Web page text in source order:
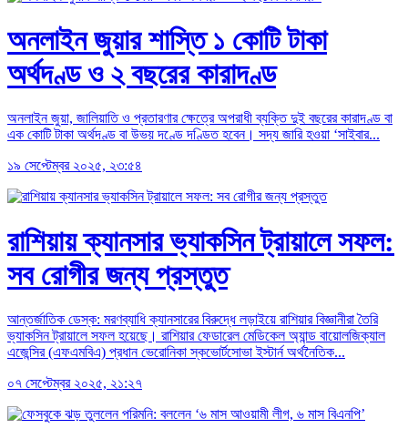
অনলাইন জুয়ার শাস্তি ১ কোটি টাকা
অর্থদণ্ড ও ২ বছরের কারাদণ্ড
অনলাইন জুয়া, জালিয়াতি ও প্রতারণার ক্ষেত্রে অপরাধী ব্যক্তি দুই বছরের কারাদণ্ড বা
এক কোটি টাকা অর্থদণ্ড বা উভয় দণ্ডে দণ্ডিত হবেন। সদ্য জারি হওয়া ‘সাইবার...
১৯ সেপ্টেম্বর ২০২৫, ২৩:৫৪
রাশিয়ায় ক্যানসার ভ্যাকসিন ট্রায়ালে সফল:
সব রোগীর জন্য প্রস্তুত
আন্তর্জাতিক ডেস্ক: মরণব্যাধি ক্যানসারের বিরুদ্ধে লড়াইয়ে রাশিয়ার বিজ্ঞানীরা তৈরি
ভ্যাকসিন ট্রায়ালে সফল হয়েছে। রাশিয়ার ফেডারেল মেডিকেল অ্যান্ড বায়োলজিক্যাল
এজেন্সির (এফএমবিএ) প্রধান ভেরোনিকা স্কভোর্টসোভা ইস্টার্ন অর্থনৈতিক...
০৭ সেপ্টেম্বর ২০২৫, ২১:২৭